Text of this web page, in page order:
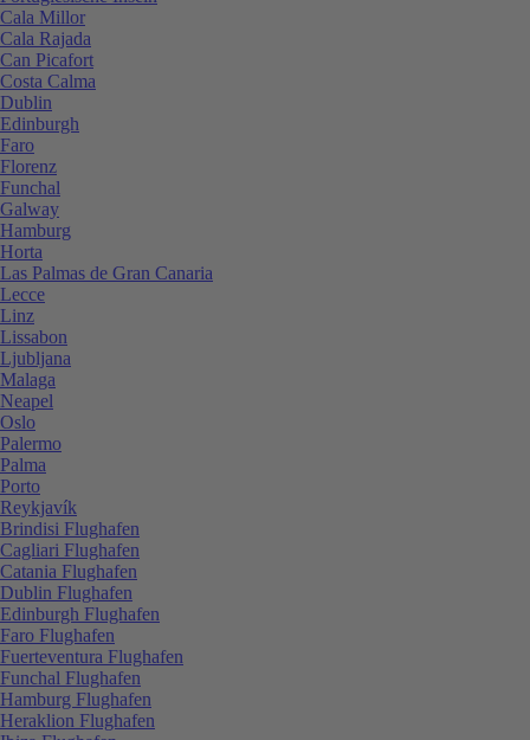
Cala Millor
Cala Rajada
Can Picafort
Costa Calma
Dublin
Edinburgh
Faro
Florenz
Funchal
Galway
Hamburg
Horta
Las Palmas de Gran Canaria
Lecce
Linz
Lissabon
Ljubljana
Malaga
Neapel
Oslo
Palermo
Palma
Porto
Reykjavík
Brindisi Flughafen
Cagliari Flughafen
Catania Flughafen
Dublin Flughafen
Edinburgh Flughafen
Faro Flughafen
Fuerteventura Flughafen
Funchal Flughafen
Hamburg Flughafen
Heraklion Flughafen